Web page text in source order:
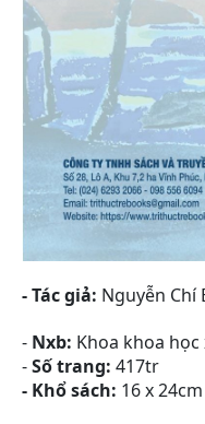
-Tác giả: Nguyễn Chí
- Nxb: Khoa khoa học
-Số trang: 417tr
- Khổ sách: 16 x 24cm